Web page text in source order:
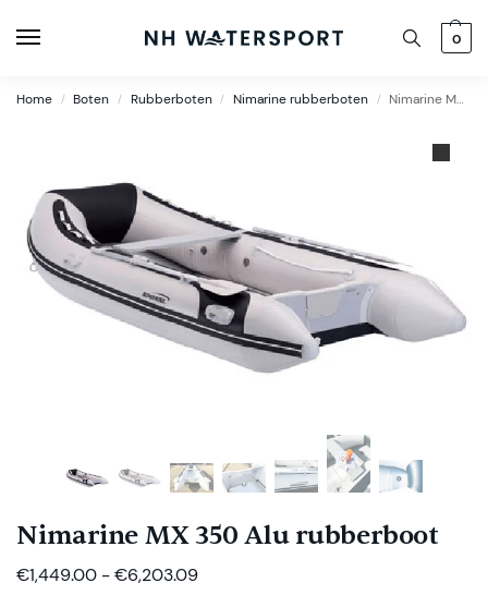
0
Home / Boten / Rubberboten / Nimarine rubberboten / Nimarine MX 350 Alu rubberboot
Nimarine MX 350 Alu rubberboot
€1,449.00 -€6,203.09